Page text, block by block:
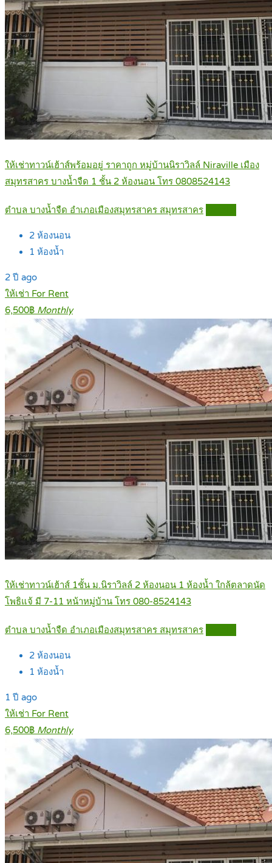
ให้เช่าทาวน์เฮ้าส์พร้อมอยู่ ราคาถูก หมู่บ้านนิราวิลล์ Niraville เมือง
สมุทรสาคร บางน้ำจืด 1 ชั้น 2 ห้องนอน โทร 0808524143
ตำบล บางน้ำจืด อำเภอเมืองสมุทรสาคร สมุทรสาคร
2 ห้องนอน
1 ห้องน้ำ
2 ปี ago
ให้เช่า For Rent
6,500฿ Monthly
ให้เช่าทาวน์เฮ้าส์ 1ชั้น ม.นิราวิลล์ 2 ห้องนอน 1 ห้องน้ำ ใกล้ตลาดนัด
โพธิแจ้ มี 7-11 หน้าหมู่บ้าน โทร 080-8524143
ตำบล บางน้ำจืด อำเภอเมืองสมุทรสาคร สมุทรสาคร
2 ห้องนอน
1 ห้องน้ำ
1 ปี ago
ให้เช่า For Rent
6,500฿ Monthly